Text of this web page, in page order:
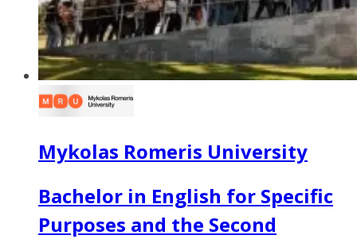
Mykolas Romeris University
Bachelor in English for Specific
Purposes and the Second